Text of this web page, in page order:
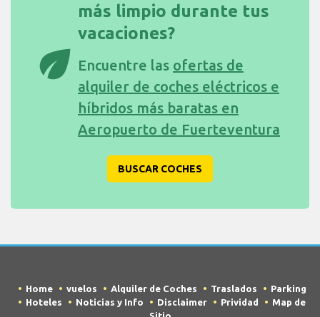
eco
más limpio durante tus
vacaciones?
Encuentre las ofertas de
alquiler de coches eléctricos e
híbridos más baratas en
Aeropuerto de Fuerteventura
BUSCAR COCHES
Home vuelos Alquiler de Coches Traslados
Parking
Hoteles
Noticias y Info Disclaimer Prividad
Map de